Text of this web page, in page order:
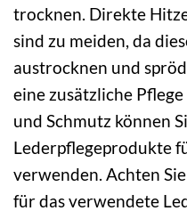
trocknen. Direkte
sind zu meiden, da
austrocknen und
eine zusätzliche
und Schmutz können
Lederpflegeprodukte
verwenden. Achten
für das verwendete